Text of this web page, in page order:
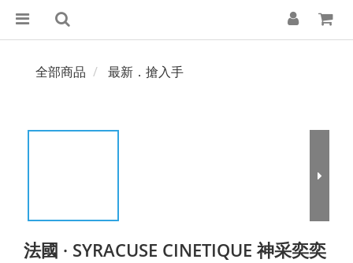
全部商品 最新．搶入手
法國 · SYRACUSE CINETIQUE 神采奕奕